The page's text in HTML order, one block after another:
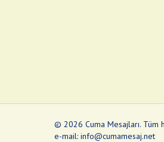
© 2026 Cuma Mesajları. Tüm
e-mail: info@cumamesaj.net